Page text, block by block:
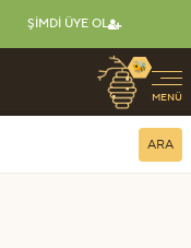
ŞIMDI ÜYE OL
🐝
MENÜ
ARA